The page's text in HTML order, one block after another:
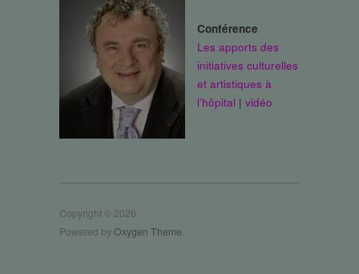
Conférence
Les apports des
initiatives culturelles
et artistiques à
l’hôpital | vidéo
Copyright © 2026
Powered byOxygen Theme.